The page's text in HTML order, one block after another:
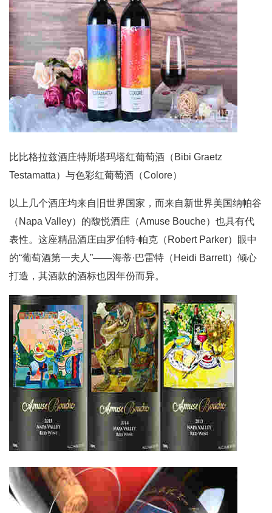
比比格拉兹酒庄特斯塔玛塔红葡萄酒（Bibi Graetz
Testamatta）与色彩红葡萄酒（Colore）
以上几个酒庄均来自旧世界国家，而来自新世界美国纳帕谷
（Napa Valley）的馥悦酒庄（Amuse Bouche）也具有代
表性。这座精品酒庄由罗伯特·帕克（Robert Parker）眼中
的“葡萄酒第一夫人”——海蒂·巴雷特（Heidi Barrett）倾心
打造，其酒款的酒标也因年份而异。